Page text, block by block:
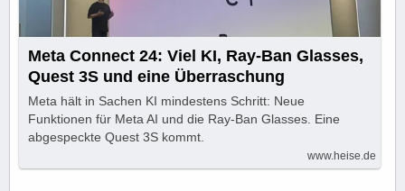
Meta Connect 24: Viel KI, Ray-Ban Glasses,
Quest 3S und eine Überraschung
Meta hält in Sachen KI mindestens Schritt: Neue
Funktionen für Meta AI und die Ray-Ban Glasses. Eine
abgespeckte Quest 3S kommt.
www.heise.de